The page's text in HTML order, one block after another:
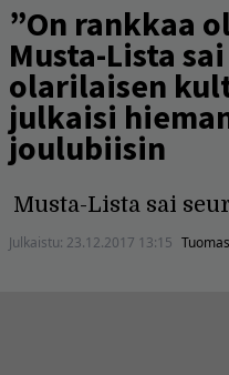
”On rankkaa
Musta-Lista
olarilaisen
julkaisi
joulubiisin
Musta-Lista sai
Julkaistu: 23.12.2017 13:15